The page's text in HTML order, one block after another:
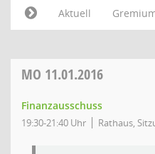
Aktuell
MO 11.01.2016
Finanzausschuss
19:30-21:40 Uhr Rathaus,